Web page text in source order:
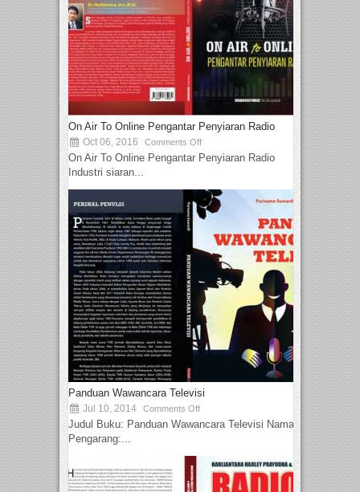
On Air To Online Pengantar Penyiaran Radio
Oct 06, 2016 Comments Off
On Air To Online Pengantar Penyiaran Radio
Industri siaran...
Panduan Wawancara Televisi
Jul 10, 2014 Comments Off
Judul Buku: Panduan Wawancara Televisi Nama
Pengarang:...